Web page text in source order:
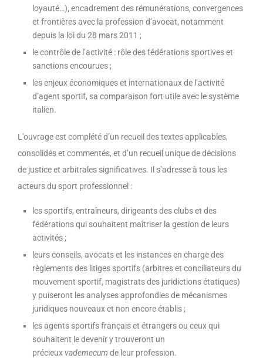
loyauté…), encadrement des rémunérations, convergences
et frontières avec la profession d’avocat, notamment
depuis la loi du 28 mars 2011 ;
le contrôle de l’activité : rôle des fédérations sportives et
sanctions encourues ;
les enjeux économiques et internationaux de l’activité
d’agent sportif, sa comparaison fort utile avec le système
italien.
L’ouvrage est complété d’un recueil des textes applicables,
consolidés et commentés, et d’un recueil unique de décisions
de justice et arbitrales significatives. Il s’adresse à tous les
acteurs du sport professionnel :
les sportifs, entraîneurs, dirigeants des clubs et des
fédérations qui souhaitent maîtriser la gestion de leurs
activités ;
leurs conseils, avocats et les instances en charge des
règlements des litiges sportifs (arbitres et conciliateurs du
mouvement sportif, magistrats des juridictions étatiques)
y puiseront les analyses approfondies de mécanismes
juridiques nouveaux et non encore établis ;
les agents sportifs français et étrangers ou ceux qui
souhaitent le devenir y trouveront un
précieux vademecum de leur profession.